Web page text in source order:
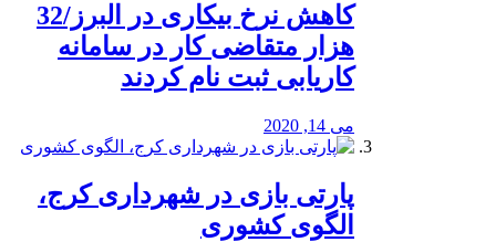
کاهش نرخ بیکاری در البرز/32
هزار متقاضی کار در سامانه
کاریابی ثبت نام کردند
می 14, 2020
پارتی بازی در شهرداری کرج،
الگوی کشوری